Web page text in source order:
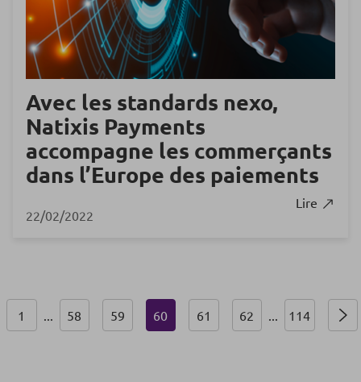
Avec les standards nexo,
Natixis Payments
accompagne les commerçants
dans l’Europe des paiements
22/02/2022
Lire
1 58 59 60 61 62 114